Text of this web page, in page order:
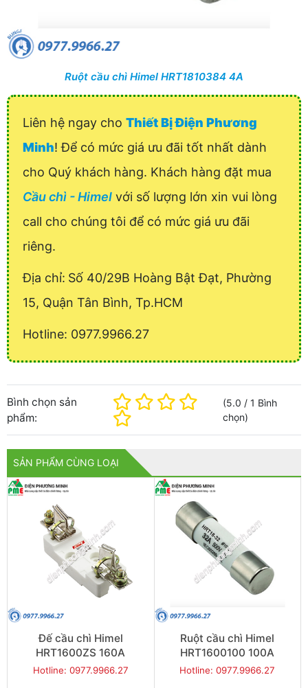
Ruột cầu chì Himel HRT1810384 4A
Liên hệ ngay cho Thiết Bị Điện Phương
Minh! Để có mức giá ưu đãi tốt nhất dành
cho Quý khách hàng. Khách hàng đặt mua
Cầu chì - Himel với số lượng lớn xin vui lòng
call cho chúng tôi để có mức giá ưu đãi
riêng.
Địa chỉ: Số 40/29B Hoàng Bật Đạt, Phường
15, Quận Tân Bình, Tp.HCM
Hotline: 0977.9966.27
Bình chọn sản
phẩm:
(5.0 /1 Bình
chọn)
SẢN PHẨM CÙNG LOẠI
Đế cầu chì Himel
HRT1600ZS 160A
Hotline: 0977.9966.27
Ruột cầu chì Himel
HRT1600100 100A
Hotline: 0977.9966.27